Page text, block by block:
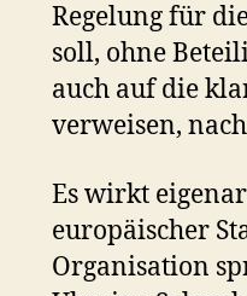
Regelung für
soll, ohne
auch auf die
verweisen,
Es wirkt
europäischer
Organisation